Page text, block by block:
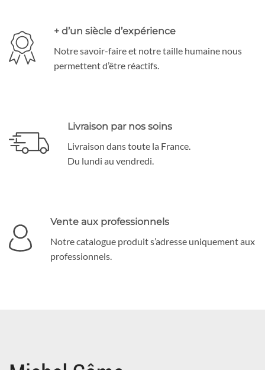
+ d’un siècle d’expérience
Notre savoir-faire et notre taille humaine nous
permettent d’être réactifs.
Livraison par nos soins
Livraison dans toute la France.
Du lundi au vendredi.
Vente aux professionnels
Notre catalogue produit s’adresse uniquement aux
professionnels.